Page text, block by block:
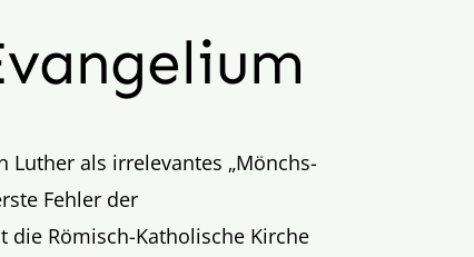
Luther als irrelevantes „Mönchs-
Fehler der
die Römisch-Katholische Kirche